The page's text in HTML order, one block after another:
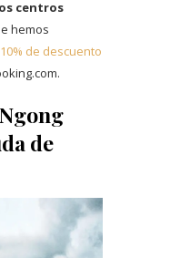
centros
hemos
10% de descuento
de